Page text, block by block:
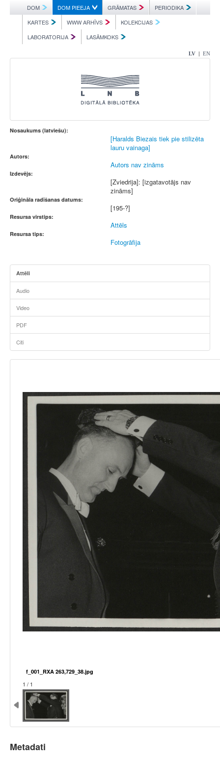
DOM DOM PIEEJA GRĀMATAS
PERIODIKA
KARTES
WWW ARHĪVS
KOLEKCIJAS
LABORATORIJA
LASĀMKOKS
LV | EN
Nosaukums (latviešu):
[Haralds Biezais tiek pie stilizēta
lauru vainaga]
Autors:
Autors nav zināms
Izdevējs:
[Zviedrija]: [izgatavotājs nav
zināms]
Oriģināla radīšanas datums:
[195-?]
Resursa virstips:
Attēls
Resursa tips:
Fotogrāfija
Attēli
Audio
Video
PDF
Citi
f_001_RXA 263,729_38.jpg
1 / 1
Metadati